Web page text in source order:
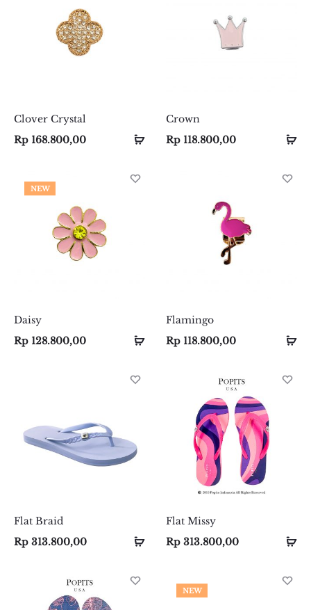
Select
Clover Crystal
Rp 168.800,00
Select
Crown
Rp 118.800,00
NEW
Select
Daisy
Rp 128.800,00
Select
Flamingo
Rp 118.800,00
Select
Flat Braid
Rp 313.800,00
Select
Flat Missy
Rp 313.800,00
NEW